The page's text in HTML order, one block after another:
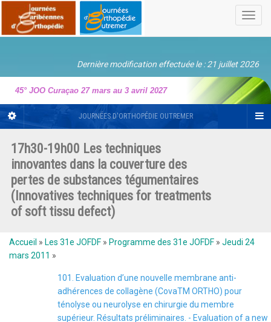
Dernière modification effectuée le : 21 juillet 2026
45° JOO Curaçao 27 mars au 3 avril 2027
JOURNÉES D'ORTHOPÉDIE OUTREMER
17h30-19h00 Les techniques
innovantes dans la couverture des
pertes de substances tégumentaires
(Innovatives techniques for treatments
of soft tissu defect)
Accueil » Les 31e JOFDF » Programme des 31e JOFDF » Jeudi 24
mars 2011 »
101. Evaluation d’une nouvelle membrane anti-
adhérences de collagène (CovaTM ORTHO) pour
ténolyse ou neurolyse en chirurgie du membre
supérieur. Résultats préliminaires. - Evaluation of a new